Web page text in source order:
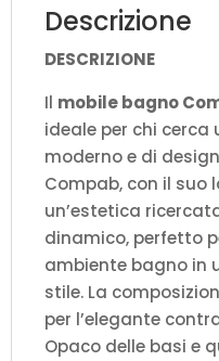
Descrizione
DESCRIZIONE
Il mobile bagno
ideale per chi cerca
moderno e di
Compab, con il suo
un’estetica
dinamico, perfetto
ambiente bagno in
stile. La
per l’elegante
Opaco delle basi e